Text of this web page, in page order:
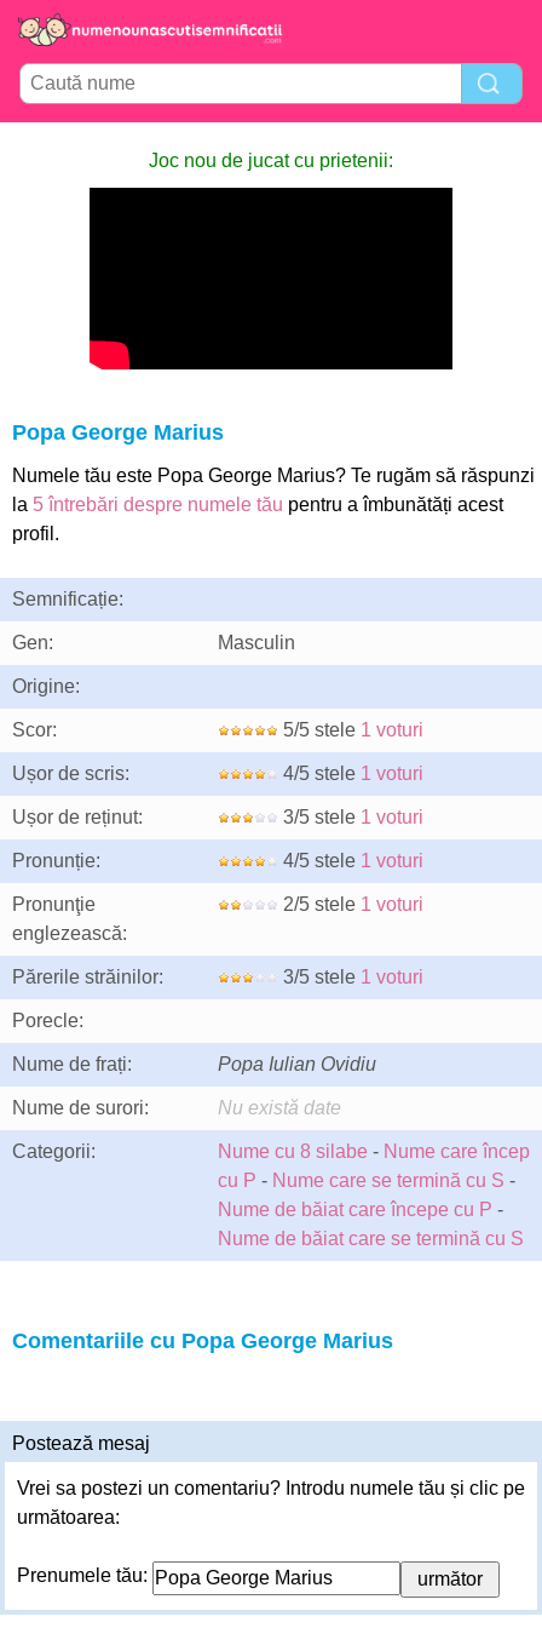
Joc nou de jucat cu prietenii:
Popa George Marius
Numele tău este Popa George Marius? Te rugăm să răspunzi
la 5 întrebări despre numele tău pentru a îmbunătăți acest
profil.
Semnificație:
Gen: Masculin
Origine:
Scor: 5/5 stele 1 voturi
Ușor de scris: 4/5 stele 1 voturi
Ușor de reținut: 3/5 stele 1 voturi
Pronunție: 4/5 stele 1 voturi
Pronunţie
englezească:
2/5 stele 1 voturi
Părerile străinilor: 3/5 stele 1 voturi
Porecle:
Nume de frați: Popa Iulian Ovidiu
Nume de surori: Nu există date
Categorii: Nume cu 8 silabe - Nume care încep
cu P - Nume care se termină cu S -
Nume de băiat care începe cu P -
Nume de băiat care se termină cu S
Comentariile cu Popa George Marius
Postează mesaj
Vrei sa postezi un comentariu? Introdu numele tău și clic pe
următoarea:
Prenumele tău: